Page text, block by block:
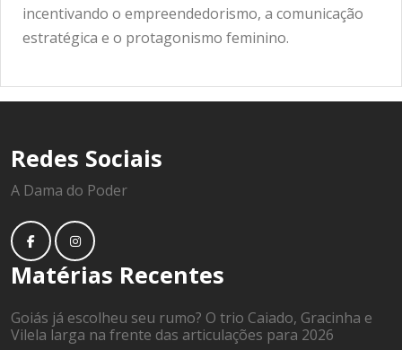
incentivando o empreendedorismo, a comunicação
estratégica e o protagonismo feminino.
Redes Sociais
A Dama do Poder
Matérias Recentes
Goiás já escolheu seu rumo? O trio Caiado, Gracinha e
Vilela larga na frente das articulações para 2026